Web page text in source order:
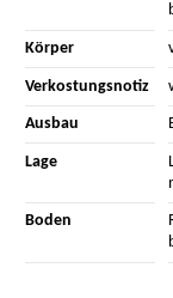
Körper
Verkostungsnotiz
Ausbau
Lage
Boden